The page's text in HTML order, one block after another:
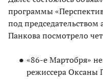
программы
под
Панкова посмотрело
«86-е Мартобря»
режиссера Оксаны